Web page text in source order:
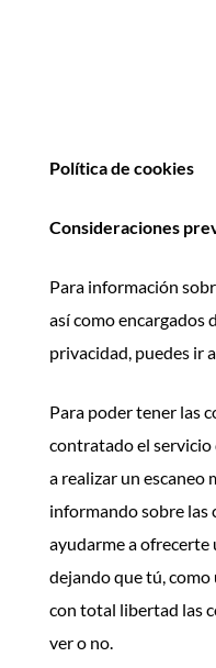
Política de cookies
Consideraciones
Para información
así como encargados
privacidad, puedes ir
Para poder tener las
contratado el servicio
a realizar un escaneo
informando sobre las
ayudarme a ofrecerte
dejando que tú,
con total libertad las
ver o no.